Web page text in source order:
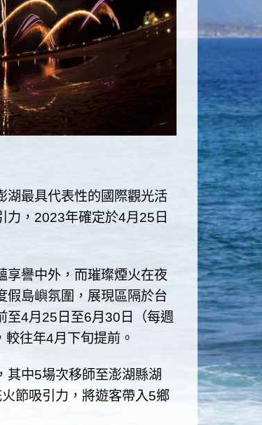
湖最具代表性的國際觀光活
力，2023年確定於4月25日
享譽中外，而璀璨煙火在夜
假島嶼氛圍，展現區隔於台
至4月25日至6月30日（每週
往年4月下旬提前。
其中5場次移師至澎湖縣湖
節吸引力，將遊客帶入5鄉